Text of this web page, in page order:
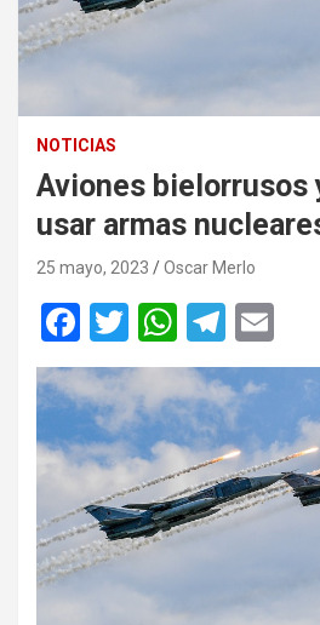
NOTICIAS
Aviones bielorrusos
usar armas
25 mayo, 2023 Oscar Merlo
F
a
ce
b
o
o
k
T
wi
tt
er
W
h
at
s
A
p
T
el
e
gr
a
m
m
ail